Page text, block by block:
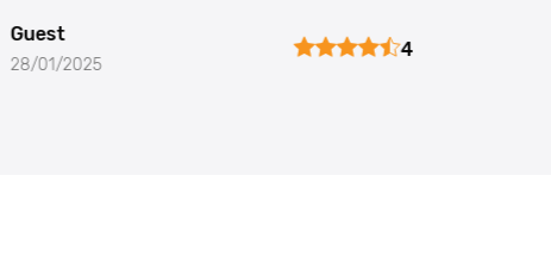
Guest
28/01/2025
4